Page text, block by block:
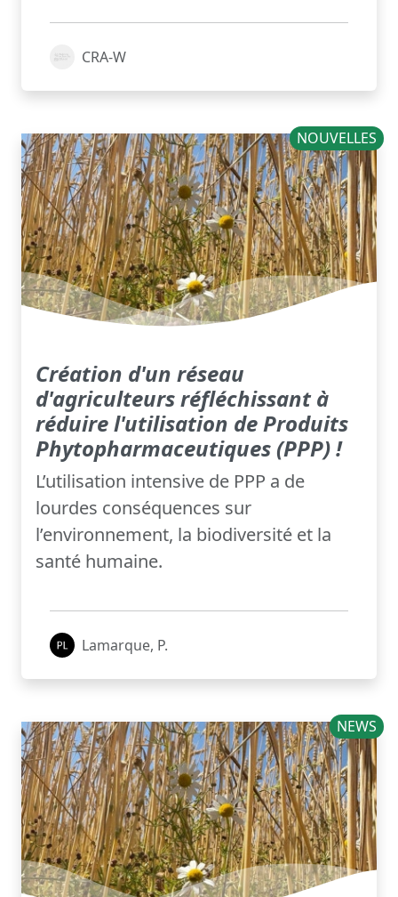
CRA-W
NOUVELLES
Création d'un réseau
d'agriculteurs réfléchissant à
réduire l'utilisation de Produits
Phytopharmaceutiques (PPP) !
L’utilisation intensive de PPP a de
lourdes conséquences sur
l’environnement, la biodiversité et la
santé humaine.
Lamarque, P.
NEWS